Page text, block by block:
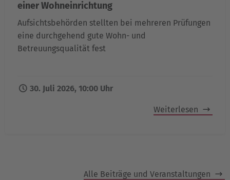
einer Wohneinrichtung
Aufsichtsbehörden stellten bei mehreren Prüfungen
eine durchgehend gute Wohn- und
Betreuungsqualität fest
30. Juli 2026, 10:00 Uhr
Weiterlesen
Alle Beiträge und Veranstaltungen